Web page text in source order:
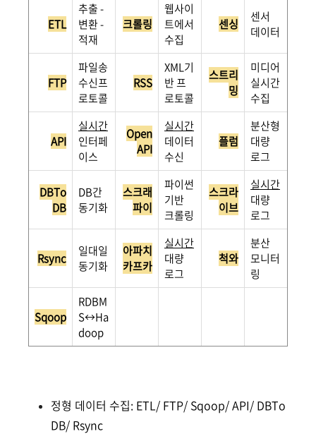
ETL
추출 -
변환 -
적재
크롤링
웹사이
트에서
수집
센싱
센서
데이터
FTP
파일송
수신프
로토콜
RSS
XML기
반 프
로토콜
스트리
밍
미디어
실시간
수집
API
실시간
인터페
이스
Open
API
실시간
데이터
수신
플럼
분산형
대량
로그
DBTo
DB
DB간
동기화
스크래
파이
파이썬
기반
크롤링
스크라
이브
실시간
대량
로그
Rsync
일대일
동기화
아파치
카프카
실시간
대량
로그
척와
분산
모니터
링
Sqoop
RDBM
S↔Ha
doop
정형 데이터 수집: ETL/ FTP/ Sqoop/ API/ DBTo
DB/ Rsync